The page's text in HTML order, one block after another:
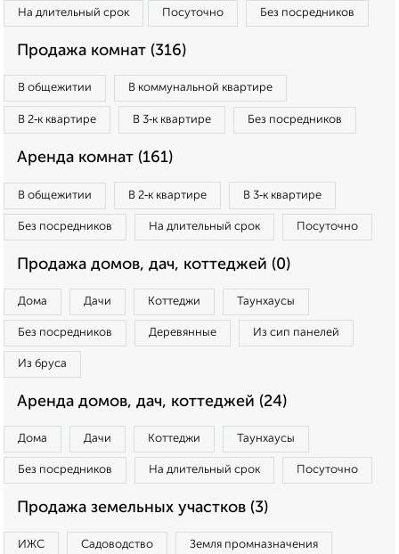
На длительный срок Посуточно Без посредников
Продажа комнат (316)
В общежитии В коммунальной квартире
В 2‑к квартире В 3‑к квартире Без посредников
Аренда комнат (161)
В общежитии В 2‑к квартире В 3‑к квартире
Без посредников На длительный срок Посуточно
Продажа домов, дач, коттеджей (0)
Дома Дачи Коттеджи Таунхаусы
Без посредников Деревянные Из сип панелей
Из бруса
Аренда домов, дач, коттеджей (24)
Дома Дачи Коттеджи Таунхаусы
Без посредников На длительный срок Посуточно
Продажа земельных участков (3)
ИЖС Садоводство Земля промназначения